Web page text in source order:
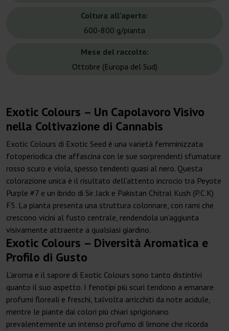
Coltura all'aperto:
600-800 g/pianta
Mese del raccolto:
Ottobre (Europa del Sud)
Exotic Colours – Un Capolavoro Visivo
nella Coltivazione di Cannabis
Exotic Colours di Exotic Seed è una varietà femminizzata
fotoperiodica che affascina con le sue sorprendenti sfumature
rosso scuro e viola, spesso tendenti quasi al nero. Questa
colorazione unica è il risultato dell’attento incrocio tra Peyote
Purple #7 e un ibrido di Sir Jack e Pakistan Chitral Kush (P.C.K)
F5. La pianta presenta una struttura colonnare, con rami che
crescono vicini al fusto centrale, rendendola un’aggiunta
visivamente attraente a qualsiasi giardino.
Exotic Colours – Diversità Aromatica e
Profilo di Gusto
L’aroma e il sapore di Exotic Colours sono tanto distintivi
quanto il suo aspetto. I fenotipi più scuri tendono a emanare
profumi floreali e freschi, talvolta arricchiti da note acidule,
mentre le piante dai colori più chiari sprigionano
prevalentemente un intenso profumo di limone che ricorda